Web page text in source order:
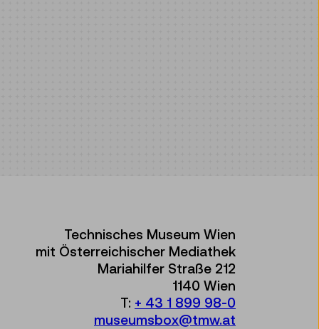
Technisches Museum Wien
mit Österreichischer Mediathek
Mariahilfer Straße 212
1140 Wien
T: + 43 1 899 98-0
museumsbox@tmw.at